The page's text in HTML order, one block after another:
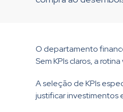
O departamento
Sem KPIs claros, a
A seleção de KPIs
justificar investimentos